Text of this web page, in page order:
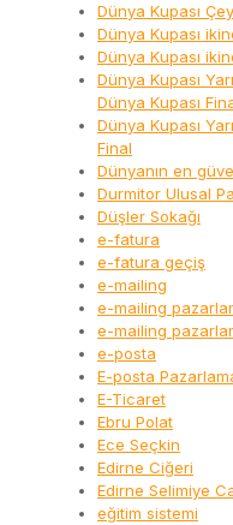
Dünya Kupası
Dünya Kupası
Dünya Kupası
Dünya Kupası
Dünya Kupası
Dünya Kupası
Final
Dünyanın en
Durmitor Ulusal
Düşler Sokağı
e-fatura
e-fatura geçiş
e-mailing
e-mailing
e-mailing
e-posta
E-posta
E-Ticaret
Ebru Polat
Ece Seçkin
Edirne Ciğeri
Edirne Selimiye
eğitim sistemi